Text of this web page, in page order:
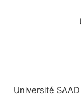
Université